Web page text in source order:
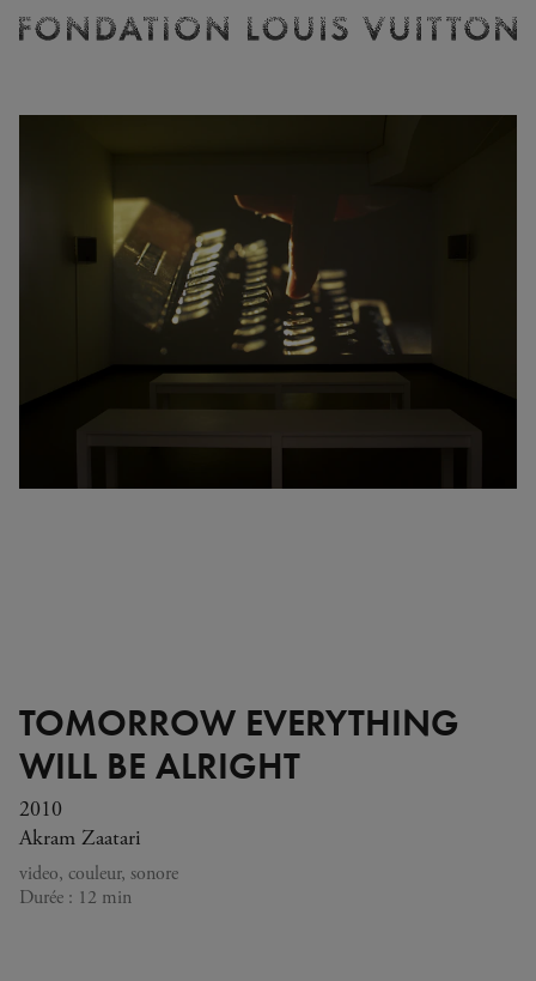
Vuitton
TOMORROW EVERYTHING
WILL BE ALRIGHT
2010
Akram Zaatari
video, couleur, sonore
Durée : 12 min
Billetterie